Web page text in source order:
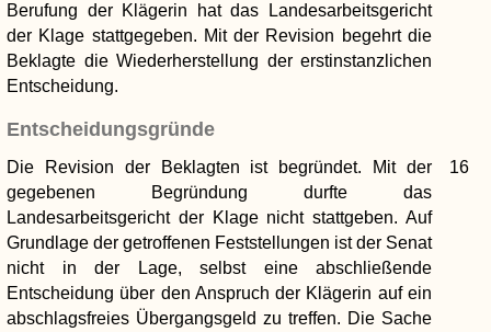
Berufung der Klägerin hat das Landesarbeitsgericht
der Klage stattgegeben. Mit der Revision begehrt die
Beklagte die Wiederherstellung der erstinstanzlichen
Entscheidung.
Entscheidungsgründe
16
Die Revision der Beklagten ist begründet. Mit der
gegebenen Begründung durfte das
Landesarbeitsgericht der Klage nicht stattgeben. Auf
Grundlage der getroffenen Feststellungen ist der Senat
nicht in der Lage, selbst eine abschließende
Entscheidung über den Anspruch der Klägerin auf ein
abschlagsfreies Übergangsgeld zu treffen. Die Sache